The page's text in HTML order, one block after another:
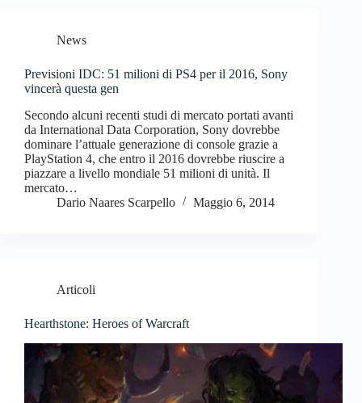
News
Previsioni IDC: 51 milioni di PS4 per il 2016, Sony
vincerà questa gen
Secondo alcuni recenti studi di mercato portati avanti
da International Data Corporation, Sony dovrebbe
dominare l’attuale generazione di console grazie a
PlayStation 4, che entro il 2016 dovrebbe riuscire a
piazzare a livello mondiale 51 milioni di unità. Il
mercato…
Dario Naares Scarpello
Maggio 6, 2014
Articoli
Hearthstone: Heroes of Warcraft